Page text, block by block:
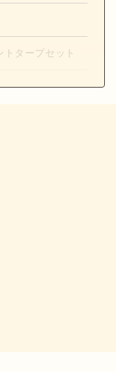
タープセット